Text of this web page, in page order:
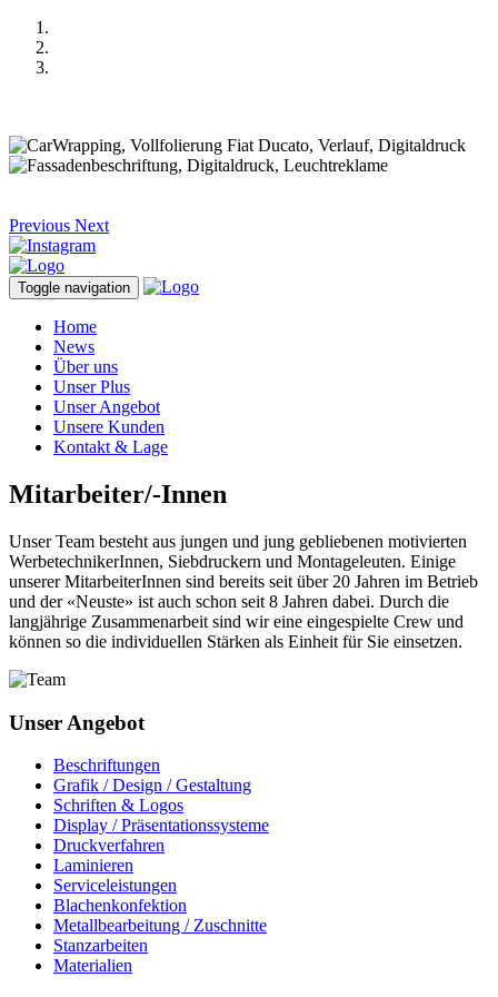
Previous Next
Toggle navigation
Home
News
Über uns
Unser Plus
Unser Angebot
Unsere Kunden
Kontakt & Lage
Mitarbeiter/-Innen
Unser Team besteht aus jungen und jung gebliebenen motivierten
WerbetechnikerInnen, Siebdruckern und Montageleuten. Einige
unserer MitarbeiterInnen sind bereits seit über 20 Jahren im Betrieb
und der «Neuste» ist auch schon seit 8 Jahren dabei. Durch die
langjährige Zusammenarbeit sind wir eine eingespielte Crew und
können so die individuellen Stärken als Einheit für Sie einsetzen.
Unser Angebot
Beschriftungen
Grafik / Design / Gestaltung
Schriften & Logos
Display / Präsentationssysteme
Druckverfahren
Laminieren
Serviceleistungen
Blachenkonfektion
Metallbearbeitung / Zuschnitte
Stanzarbeiten
Materialien